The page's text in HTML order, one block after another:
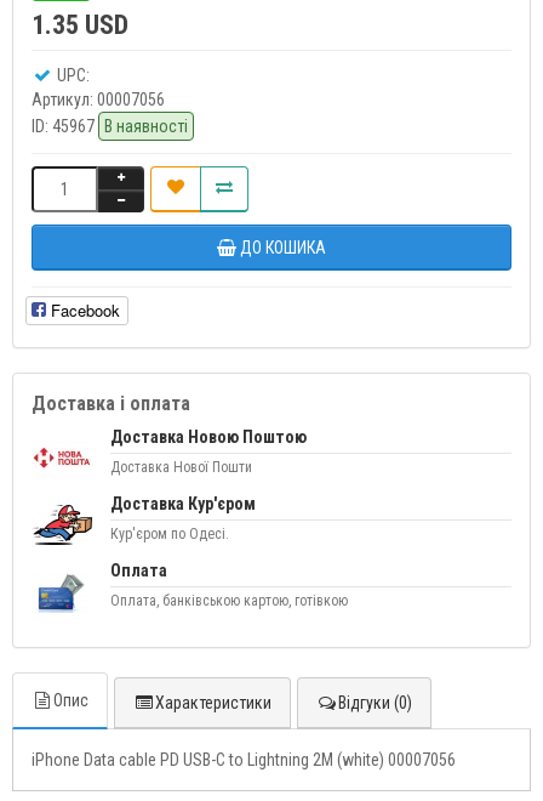
1.35 USD
UPC:
Артикул: 00007056
ID: 45967 В наявності
ДО КОШИКА
Facebook
Доставка і оплата
Доставка Новою Поштою
Доставка Нової Пошти
Доставка Кур'єром
Кур'єром по Одесі.
Оплата
Оплата, банківською картою, готівкою
Опис Характеристики Відгуки (0)
iPhone Data cable PD USB-C to Lightning 2M (white) 00007056